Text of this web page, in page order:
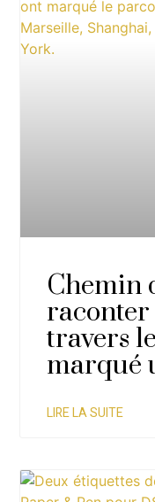
Chemin
travers
marqué
LIRE LA SUITE